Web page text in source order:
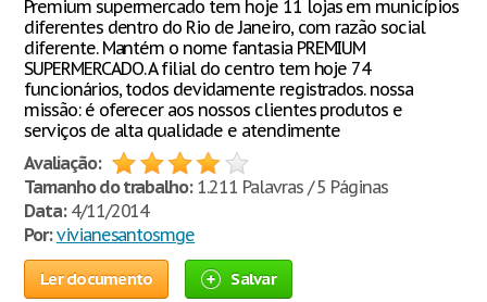
Premium supermercado tem hoje 11 lojas em municípios
diferentes dentro do Rio de Janeiro, com razão social
diferente. Mantém o nome fantasia PREMIUM
SUPERMERCADO. A filial do centro tem hoje 74
funcionários, todos devidamente registrados. nossa
missão: é oferecer aos nossos clientes produtos e
serviços de alta qualidade e atendimente
Avaliação:
Tamanho do trabalho:1.211 Palavras / 5 Páginas
Data:4/11/2014
Por: vivianesantosmge
Ler documento Salvar